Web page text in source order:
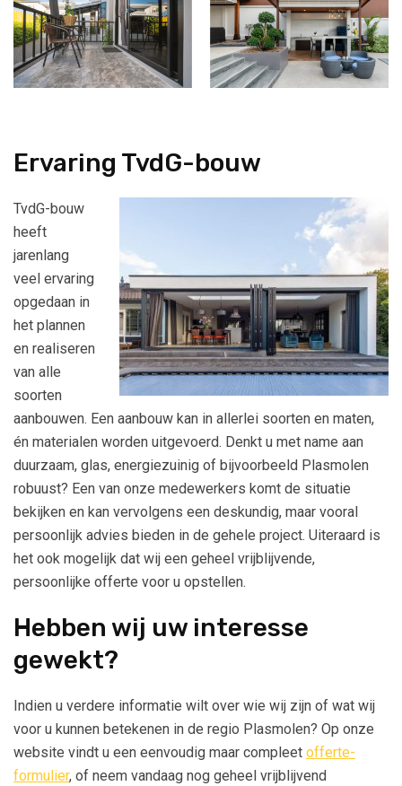
Ervaring TvdG-bouw
TvdG-bouw
heeft
jarenlang
veel ervaring
opgedaan in
het plannen
en realiseren
van alle
soorten
aanbouwen. Een aanbouw kan in allerlei soorten en maten,
én materialen worden uitgevoerd. Denkt u met name aan
duurzaam, glas, energiezuinig of bijvoorbeeld Plasmolen
robuust? Een van onze medewerkers komt de situatie
bekijken en kan vervolgens een deskundig, maar vooral
persoonlijk advies bieden in de gehele project. Uiteraard is
het ook mogelijk dat wij een geheel vrijblijvende,
persoonlijke offerte voor u opstellen.
Hebben wij uw interesse
gewekt?
Indien u verdere informatie wilt over wie wij zijn of wat wij
voor u kunnen betekenen in de regio Plasmolen? Op onze
website vindt u een eenvoudig maar compleet offerte-
formulier, of neem vandaag nog geheel vrijblijvend